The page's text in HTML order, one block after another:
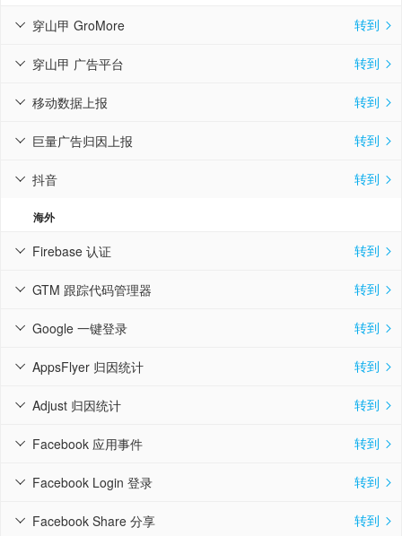
穿山甲 GroMore
 转到 
穿山甲 广告平台
 转到 
移动数据上报
 转到 
巨量广告归因上报
 转到 
抖音
 转到 
海外
Firebase 认证
 转到 
GTM 跟踪代码管理器
 转到 
Google 一键登录
 转到 
AppsFlyer 归因统计
 转到 
Adjust 归因统计
 转到 
Facebook 应用事件
 转到 
Facebook Login 登录
 转到 
Facebook Share 分享
 转到 